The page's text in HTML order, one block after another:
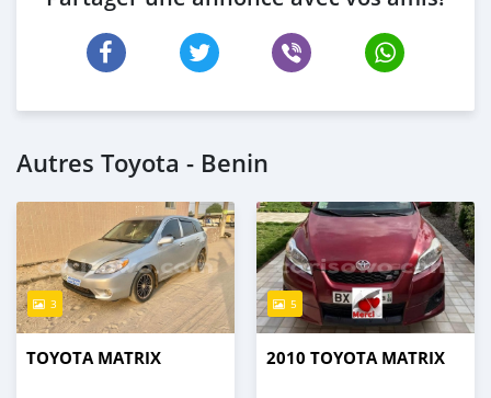
Autres Toyota - Benin
3
TOYOTA MATRIX
5
2010 TOYOTA MATRIX